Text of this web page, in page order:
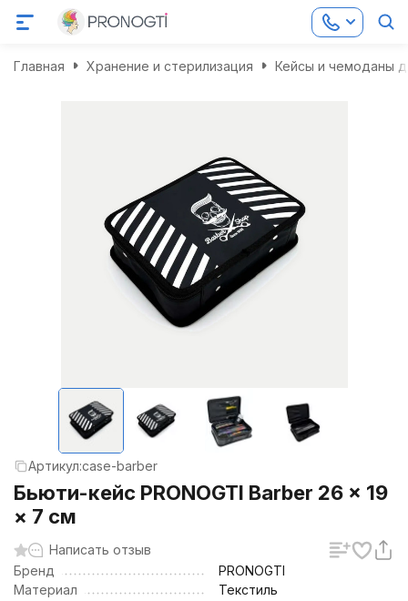
Главная Хранение и стерилизация Кейсы и чемоданы
Артикул:case-barber
Бьюти-кейс PRONOGTI Barber 26 × 19
× 7 см
Написать отзыв
Бренд
PRONOGTI
Материал
Текстиль